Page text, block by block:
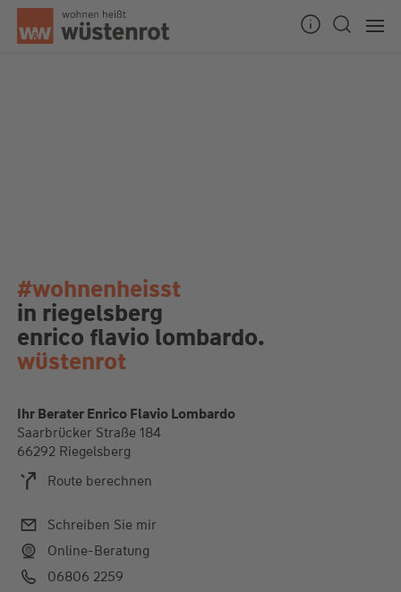
#wohnenheisst
in riegelsberg
enrico flavio lombardo.
wüstenrot
Ihr Berater Enrico Flavio Lombardo
Saarbrücker Straße 184
66292 Riegelsberg
Route berechnen
Schreiben Sie mir
Online-Beratung
06806 2259